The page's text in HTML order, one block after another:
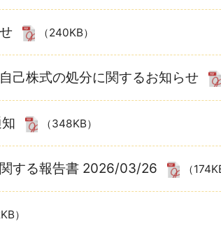
（240KB）
己株式の処分に関するお知らせ
（348KB）
する報告書 2026/03/26 （
）